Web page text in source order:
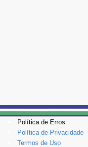
Política de Erros
Política de Privacidade
Termos de Uso